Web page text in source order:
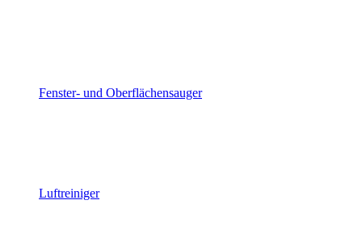
Fenster- und Oberflächensauger
Luftreiniger